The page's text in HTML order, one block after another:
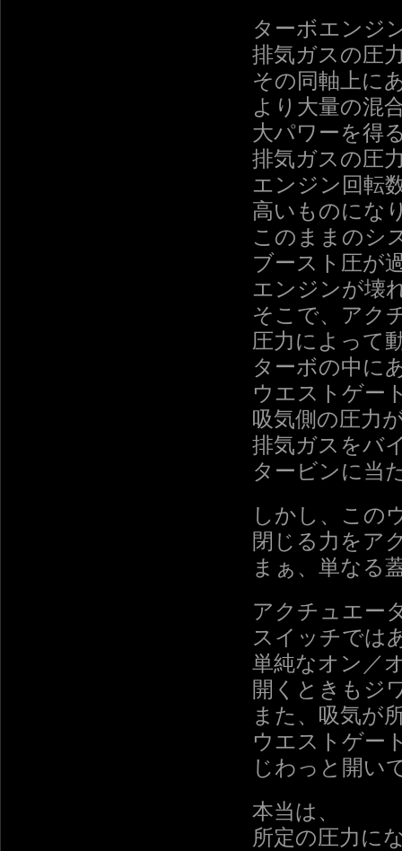
ターボエンジ
排気ガスの圧
その同軸上に
より大量の混
大パワーを得
排気ガスの圧
エンジン回転
高いものにな
このままのシ
ブースト圧が
エンジンが壊
そこで、アク
圧力によって
ターボの中に
ウエストゲー
吸気側の圧力
排気ガスをバ
タービンに当
しかし、この
閉じる力をア
まぁ、単なる
アクチュエー
スイッチでは
単純なオン／
開くときもジ
また、吸気が
ウエストゲー
じわっと開い
本当は、
所定の圧力に